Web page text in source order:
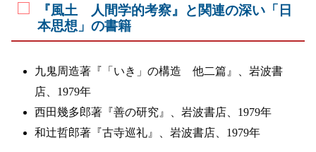
『風土 人間学的考察』と関連の深い「日
本思想」の書籍
九鬼周造著『「いき」の構造 他二篇』、岩波書
店、1979年
西田幾多郎著『善の研究』、岩波書店、1979年
和辻哲郎著『古寺巡礼』、岩波書店、1979年